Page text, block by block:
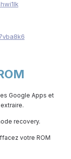
Google Apps et
recovery.
votre ROM